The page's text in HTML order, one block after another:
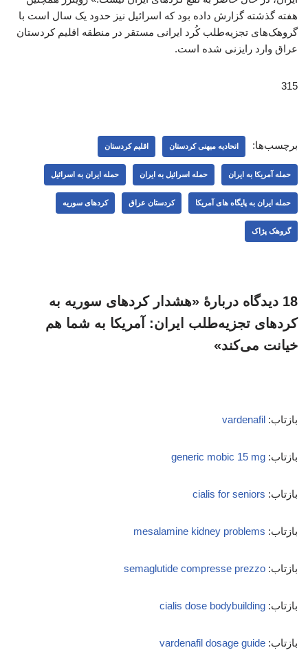
هفته گذشته گزارش داده بود که اسرائیل نیز حدود یک سال است با
گروهک‌های تجزیه‌طلب کُرد ایرانی مستقر در منطقه اقلیم کردستان
عراق وارد رایزنی شده است.
315
برچسب‌ها: اتحادیه میهنی کردستان اقلیم کردستان
حمله آمریکا به ایران حمله اسرائیل به ایران حمله ایران به اسرائیل
حمله ایران به پایگاه های آمریکا کردستان عراق کردهای سوریه
گروهک پژاک
18 دیدگاه دربارهٔ «هشدار کردهای سوریه به
کردهای تجزیه‌طلب ایران: آمریکا به شما هم
خیانت می‌کند»
بازتاب: vardenafil
بازتاب: generic mobic 15 mg
بازتاب: cialis for seniors
بازتاب: mesalamine kidney problems
بازتاب: semaglutide compresse prezzo
بازتاب: cialis dose bodybuilding
بازتاب: vardenafil dosage guide